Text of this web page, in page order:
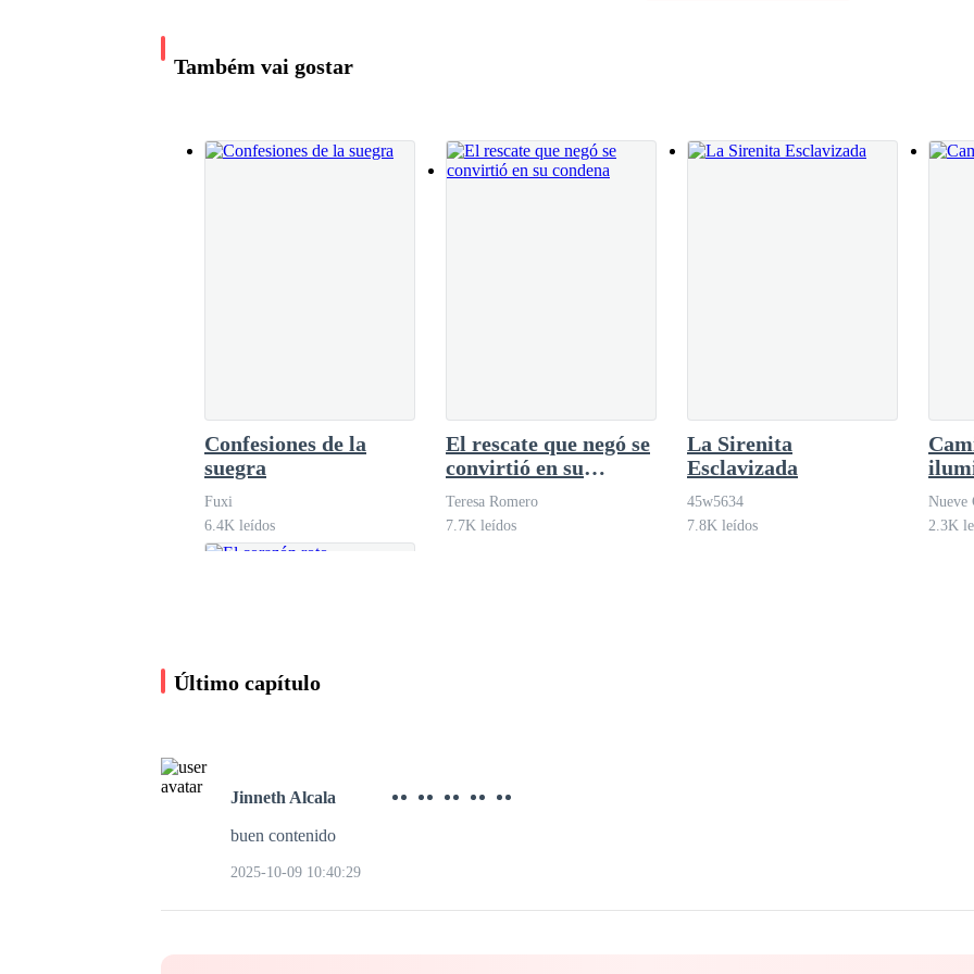
Fue entonces cuando decidí planear la sorpresa perfecta para su cumpleaños.
para soltar mi versión de los hechos, pero el teléfono de Javier volvió a sonar,
no entendí ni una sola palabra.Javier colgó, me clavó una mirada confusa y luego me
Também vai gostar
Confesiones de la
suegra
Fuxi
6.4K leídos
El rescate que negó se
convirtió en su
condena
Teresa Romero
7.7K leídos
La Sirenita
Esclavizada
45w5634
7.8K leídos
Nueve
2.3K
El corazón roto
Último capítulo
Jinneth Alcala
buen contenido
2025-10-09 10:40:29